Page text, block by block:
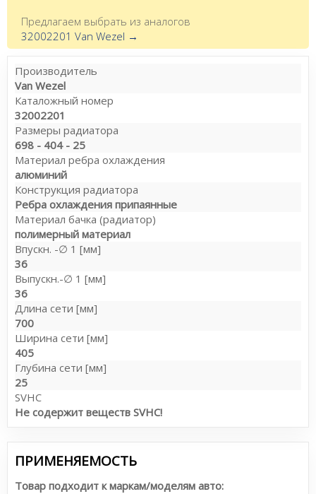
Предлагаем выбрать из аналогов
32002201 Van Wezel →
Производитель
Van Wezel
Каталожный номер
32002201
Размеры радиатора
698 - 404 - 25
Материал ребра охлаждения
алюминий
Конструкция радиатора
Ребра охлаждения припаянные
Материал бачка (радиатор)
полимерный материал
Впускн. -∅ 1 [мм]
36
Выпускн.-∅ 1 [мм]
36
Длина сети [мм]
700
Ширина сети [мм]
405
Глубина сети [мм]
25
SVHC
Не содержит веществ SVHC!
ПРИМЕНЯЕМОСТЬ
Товар подходит к маркам/моделям авто: